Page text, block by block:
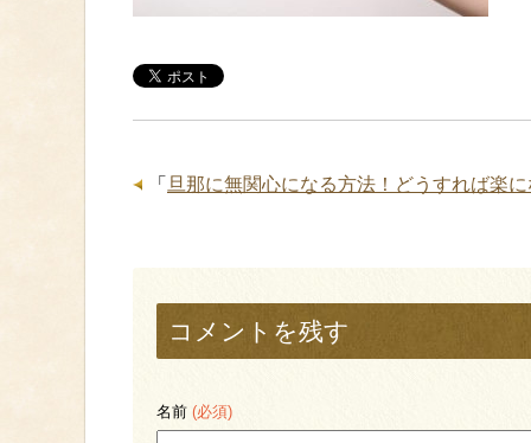
「 旦那に無関心になる方法！どうすれば楽
コメントを残す
名前 (必須)